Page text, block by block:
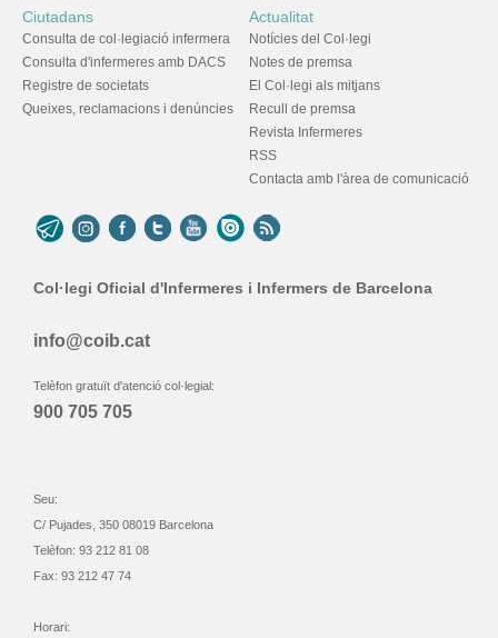
Ciutadans
Consulta de col·legiació infermera
Consulta d'infermeres amb DACS
Registre de societats
Queixes, reclamacions i denúncies
Actualitat
Notícies del Col·legi
Notes de premsa
El Col·legi als mitjans
Recull de premsa
Revista Infermeres
RSS
Contacta amb l'àrea de comunicació
Col·legi Oficial d'Infermeres i Infermers de Barcelona
info@coib.cat
Telèfon gratuït d'atenció col·legial:
900 705 705
Seu:
C/ Pujades, 350 08019 Barcelona
Telèfon: 93 212 81 08
Fax: 93 212 47 74
Horari: